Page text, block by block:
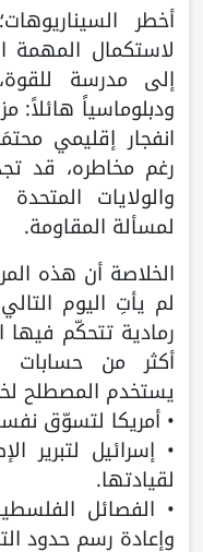
أخطر
لاستكمال المهمة
إلى مدرسة
ودبلوماسياً هائلاً:
انفجار إقليمي
رغم مخاطره، قد
والولايات
لمسألة المقاومة.
الخلاصة أن هذه
لم يأتِ اليوم
رمادية تتحكّم فيها
أكثر من
يستخدم المصطلح
• أمريكا لتسوّق
• إسرائيل لتبرير
لقيادتها.
• الفصائل
وإعادة رسم حدود